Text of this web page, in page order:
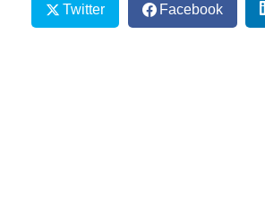
Twitter Facebook